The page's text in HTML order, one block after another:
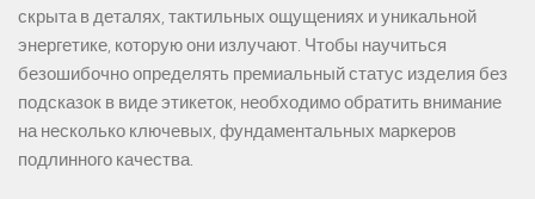
скрыта в деталях, тактильных ощущениях и уникальной
энергетике, которую они излучают. Чтобы научиться
безошибочно определять премиальный статус изделия без
подсказок в виде этикеток, необходимо обратить внимание
на несколько ключевых, фундаментальных маркеров
подлинного качества.